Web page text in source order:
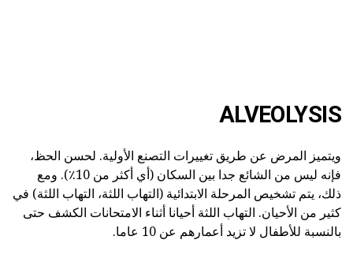
ALVEOLYSIS
ويتميز المرض عن طريق تغييرات التصنع الأولية. لحسن الحظ،
فإنه ليس من الشائع جدا بين السكان (أي أكثر من 10٪). ومع
ذلك، يتم تشخيص المرحلة الابتدائية (التهاب اللثة، التهاب اللثة) في
كثير من الأحيان. التهاب اللثة أحيانا أثناء الامتحانات الكشف حتى
بالنسبة للأطفال لا تزيد أعمارهم عن 10 عاما.